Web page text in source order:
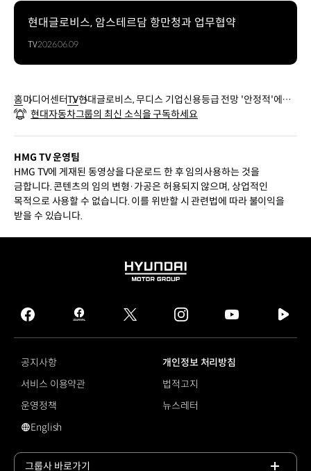
현대글로비스, 암스테르담 항만청과 업무협약
TV2026.06.09
홈미디어센터TV현대글로비스, 무디스 기업신용등급 전망 '안정적'에서
'긍정적'으로 조정
현대자동차그룹의 최신 소식을 구독하세요
HMG TV 운영팀
HMG TV에 게재된 동영상을 다운로드 한 후 임의사용하는 것을
금합니다. 콘텐츠의 임의 변형·가공은 허용되지 않으며, 상업적인
목적으로 사용할 수 없습니다. 이를 위반할 시 관련법에 따라 불이익을
받을 수 있습니다.
HYUNDAI
GROUP
facebook
hmg
journal
twitter instagram
tv
공지사항
개인정보 처리방침
서비스 이용약관
법적고지
운영정책
뉴스레터
영문 사이트로 이동
English
그룹사 바로가기